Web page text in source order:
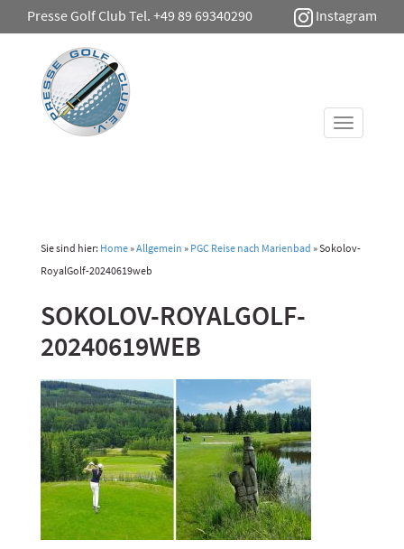
Presse Golf Club Tel. +49 89 69340290 Instagram
Toggle
Sie sind hier: Home»Allgemein » PGC Reise nach Marienbad »Sokolov-
RoyalGolf-20240619web
SOKOLOV-ROYALGOLF-
20240619WEB